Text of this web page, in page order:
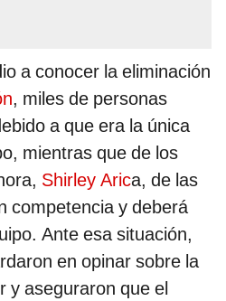
a conocer la eliminación
, miles de personas
a que era la única
mientras que de los
Shirley Arica, de las
competencia y deberá
Ante esa situación,
en opinar sobre la
y aseguraron que el